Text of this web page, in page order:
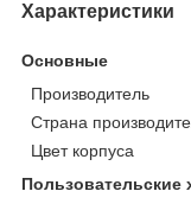
Характеристики
Основные
Производитель
Страна
Цвет корпуса
Пользовательские